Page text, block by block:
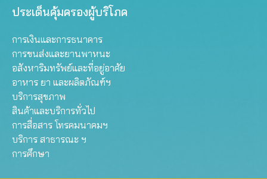
ประเด็นคุ้มครองผู้บริโภค
การเงินและการธนาคาร
การขนส่งและยานพาหนะ
อสังหาริมทรัพย์และที่อยู่อาศัย
อาหาร ยา และผลิตภัณฑ์ฯ
บริการสุขภาพ
สินค้าและบริการทั่วไป
การสื่อสาร โทรคมนาคมฯ
บริการ สาธารณะ ฯ
การศึกษา